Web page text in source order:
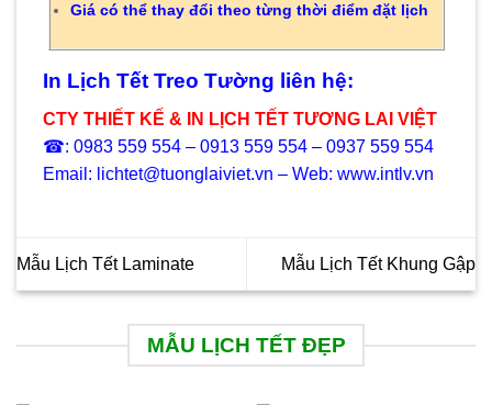
Giá có thể thay đổi theo từng thời điểm đặt lịch
In Lịch Tết Treo Tường liên hệ:
CTY THIẾT KẾ & IN LỊCH TẾT TƯƠNG LAI VIỆT
☎: 0983 559 554 – 0913 559 554 – 0937 559 554
Email: lichtet@tuonglaiviet.vn – Web: www.intlv.vn
Mẫu Lịch Tết Laminate Mẫu Lịch Tết Khung Gập
MẪU LỊCH TẾT ĐẸP